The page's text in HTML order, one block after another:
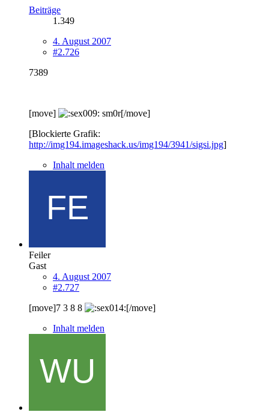
Beiträge
1.349
4. August 2007
#2.726
7389
[move]
sm0r[/move]
[Blockierte Grafik:
http://img194.imageshack.us/img194/3941/sigsi.jpg]
Inhalt melden
Feiler
Gast
4. August 2007
#2.727
[move]7 3 8 8
[/move]
Inhalt melden